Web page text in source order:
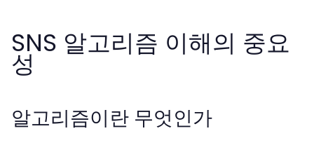
SNS 알고리즘 이해의 중요
성
알고리즘이란 무엇인가